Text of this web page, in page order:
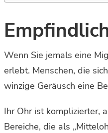
Wenn Sie jemals eine
erlebt. Menschen, die
winzige Geräusch eine
Ihr Ohr ist komplizierter,
Bereiche, die als